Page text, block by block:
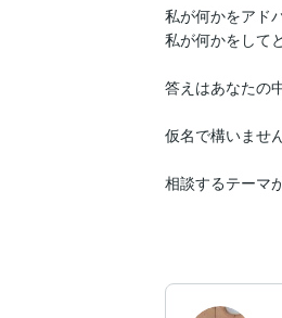
私が何かをアド
私が何かをして
答えはあなたの
仮名で構いません
相談するテーマ